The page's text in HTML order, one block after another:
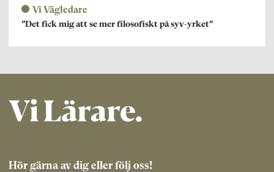
Vi Vägledare
”Det fick mig att se mer filosofiskt på syv-yrket”
Hör gärna av dig eller följ oss!